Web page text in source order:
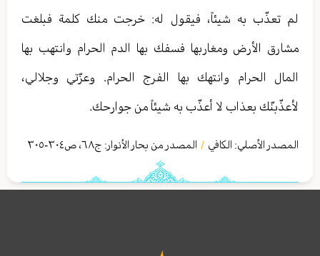
لم تعذّب به شيئاً، فيقول له: خرجت منك كلمة فبلغت
مشارق الأرض ومغاربها فسفك بها الدم الحرام وانتهب بها
المال الحرام وانتهك بها الفرج الحرام. وعزّتي وجلالي،
لأعذّبنّك بعذاب‏ لا أعذّب به شيئاً من جوارحك‏.
المصدر الأصلي: الكافي / المصدر من بحار الأنوار: ج٦٨، ص٣۰٤-٣۰٥